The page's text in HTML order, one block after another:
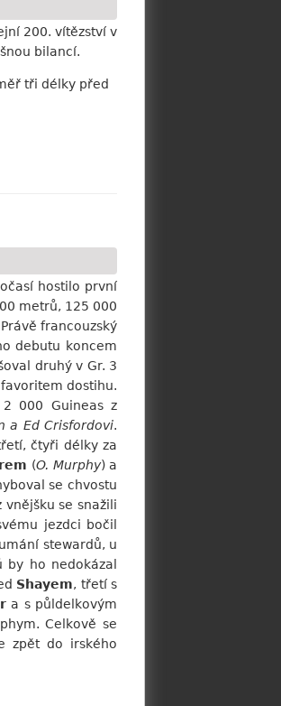
200. vítězství v
bilancí.
tři délky před
hostilo první
metrů, 125 000
francouzský
debutu koncem
druhý v Gr. 3
dostihu.
000 Guineas z
a Ed Crisfordovi.
čtyři délky za
(O. Murphy) a
se chvostu
vnějšku se snažili
jezdci bočil
stewardů, u
by ho nedokázal
Shayem, třetí s
a s půldelkovým
Celkově se
zpět do irského